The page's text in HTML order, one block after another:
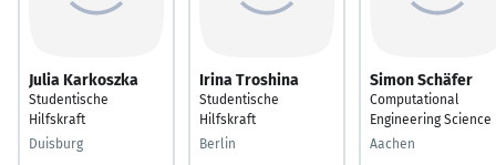
Julia Karkoszka
Studentische
Hilfskraft
Duisburg
Irina Troshina
Studentische
Hilfskraft
Berlin
Simon Schäfer
Computational
Engineering Science
Aachen